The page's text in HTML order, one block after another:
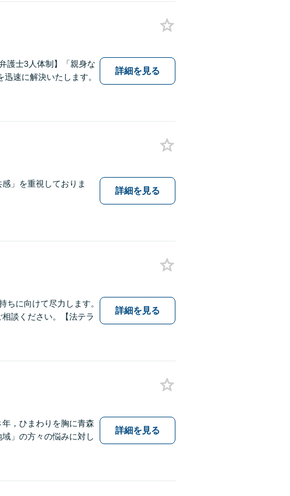
護士3人体制】「親身な
速に解決いたします。
詳細を見る
」を重視しておりま
詳細を見る
ちに向けて尽力します。
談ください。【法テラ
詳細を見る
，ひまわりを胸に青森
」の方々の悩みに対し
詳細を見る